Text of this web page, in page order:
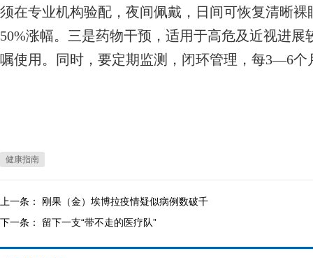
须在专业机构验配，夜间佩戴，日间可恢复清晰
50%涨幅。三是药物干预，适用于高危及近视进
嘱使用。同时，要定期监测，闭环管理，每3—6个
健康指南
上一条： 刚果（金）埃博拉疫情疑似病例数破千
下一条： 留下一支“带不走的医疗队”